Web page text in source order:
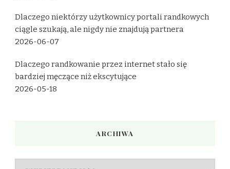
Dlaczego niektórzy użytkownicy portali randkowych
ciągle szukają, ale nigdy nie znajdują partnera
2026-06-07
Dlaczego randkowanie przez internet stało się
bardziej męczące niż ekscytujące
2026-05-18
ARCHIWA